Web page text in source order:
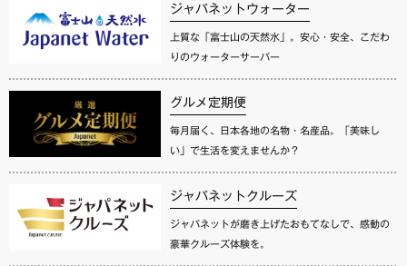
ジャパネットウォーター
上質な「富士山の天然水」。安心・安全、こだわ
りのウォーターサーバー
グルメ定期便
毎月届く、日本各地の名物・名産品。「美味し
い」で生活を変えませんか？
ジャパネットクルーズ
ジャパネットが磨き上げたおもてなしで、感動の
豪華クルーズ体験を。